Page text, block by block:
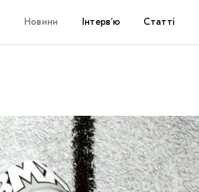
Новини Інтерв’ю Статті